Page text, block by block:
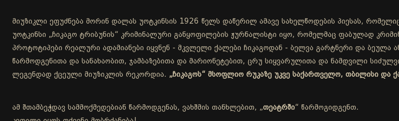
მიუზიკლი ეფუძნება მორინ დალას უოტკინსის 1926 წელს დაწერილ ამავე სახელწოდების პიესას,
უოტკინსი „ჩიკაგო ტრიბუნის“ კრიმინალური განყოფილების ჟურნალისტი იყო, რომელმაც ფაბულად
პროტოტიპები რეალური ადამიანები იყვნენ - მკვლელი ქალები ჩიკაგოდან - ბელვა გარტნერი და ბეულა
წარმოდგენითა და სანახაობით, ჯამბაზებითა და მარიონეტებით, ცრუ სიყვარულითა და ნამდვილი
ლეგენდად ქცეული მიუზიკლის რეკორდია. „ჩიკაგოს“ მსოფლიო რუკაზე უკვე საქართველო, თბილისი და
ამ შთამბეჭდავ სამმოქმედებიან წარმოდგენას, ვახშმის თანხლებით, „თეატრში“ წარმოგიდგენთ.